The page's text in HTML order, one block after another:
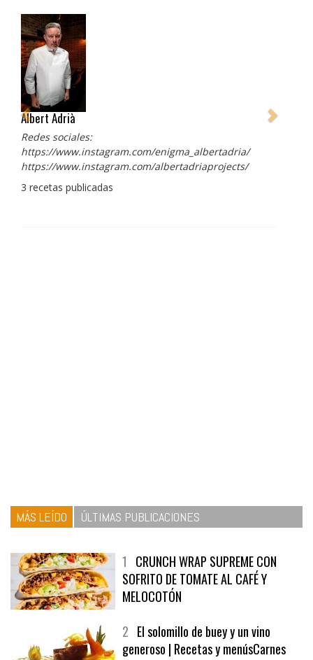
Albert Adrià
Redes sociales:
https://www.instagram.com/enigma_albertadria/
https://www.instagram.com/albertadriaprojects/
3 recetas publicadas
MÁS LEÍDO ÚLTIMAS PUBLICACIONES
1 CRUNCH WRAP SUPREME CON
SOFRITO DE TOMATE AL CAFÉ Y
MELOCOTÓN
2 El solomillo de buey y un vino
generoso | Recetas y menúsCarnes